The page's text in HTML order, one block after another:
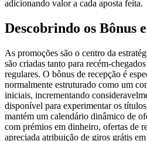
adicionando valor a cada aposta feita.
Descobrindo os Bônus
As promoções são o centro da
são criadas tanto para recém-
regulares. O bônus de recepção é
normalmente estruturado como um
iniciais, incrementando
disponível para experimentar os
mantém um calendário dinâmico de
com prémios em dinheiro, ofertas de
apreciada atribuição de giros grátis